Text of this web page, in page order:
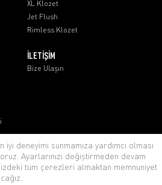
XL Klozet
Jet Flush
Rimless Klozet
İLETİŞİM
Bize Ulaşın
deneyimi sunmamıza yardımcı olması
Ayarlarınızı değiştirmeden devam
tüm çerezleri almaktan memnuniyet